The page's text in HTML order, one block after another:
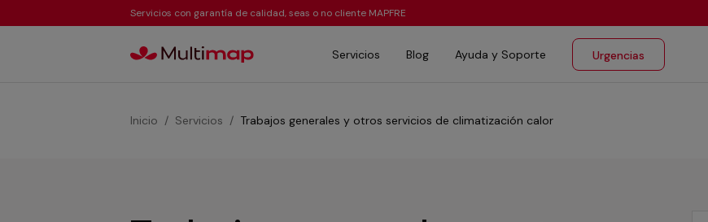
Servicios con garantía de calidad, seas o no cliente MAPFRE
Servicios Blog Ayuda y Soporte Urgencias
Inicio Servicios Trabajos generales y otros servicios de climatización calor